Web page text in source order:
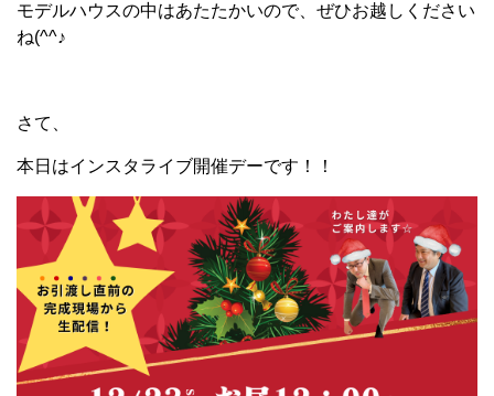
モデルハウスの中はあたたかいので、ぜひお越しください
ね(^^♪
さて、
本日はインスタライブ開催デーです！！